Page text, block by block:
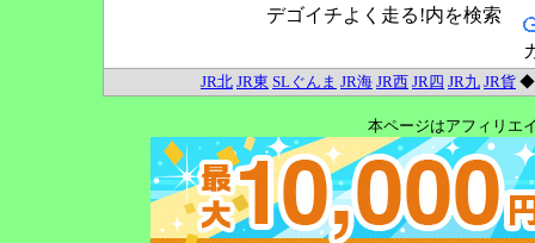
デゴイチよく走る!内を検索
JR北 JR東 SLぐんま JR海 JR西 JR四 JR九 JR貨
本ページはアフィリエ